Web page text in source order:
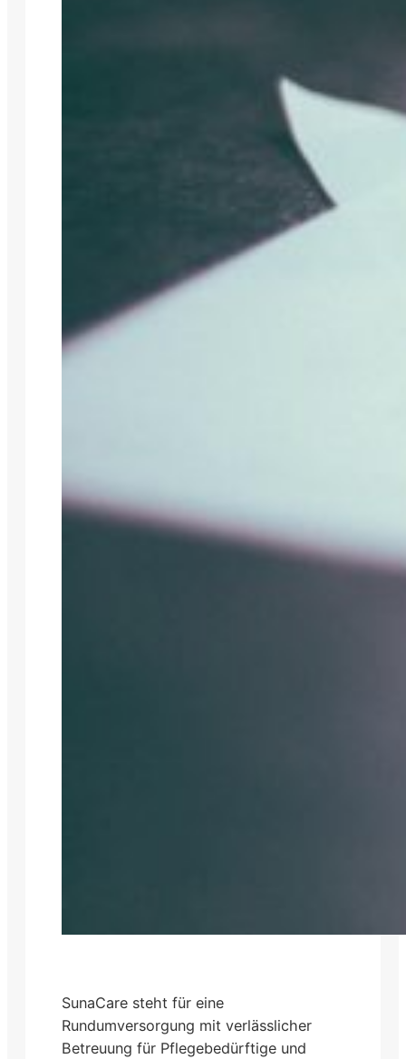
SunaCare steht für eine
Rundumversorgung mit verlässlicher
Betreuung für Pflegebedürftige und